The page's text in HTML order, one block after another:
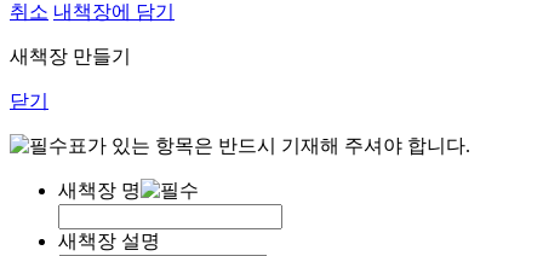
취소 내책장에 담기
새책장 만들기
닫기
표가 있는 항목은 반드시 기재해 주셔야 합니다.
새책장 명
새책장 설명